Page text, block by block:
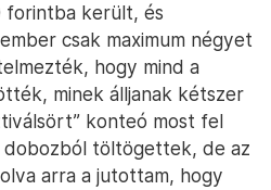
forintba került, és
csak maximum négyet
hogy mind a
minek álljanak kétszer
konteó most fel
töltögettek, de az
arra a jutottam, hogy